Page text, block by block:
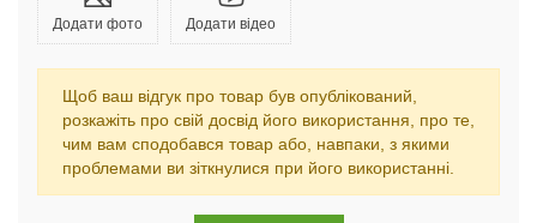
Додати фото Додати відео
Щоб ваш відгук про товар був опублікований,
розкажіть про свій досвід його використання, про те,
чим вам сподобався товар або, навпаки, з якими
проблемами ви зіткнулися при його використанні.